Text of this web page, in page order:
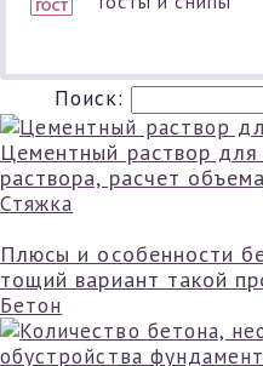
Поиск:
Цементный раствор
раствора, расчет объема
Стяжка
Плюсы и особенности
тощий вариант такой
Бетон